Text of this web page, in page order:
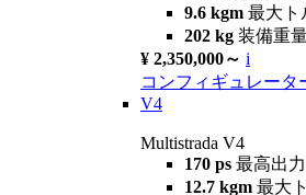
9.6 kgm 最大ト
202 kg 装備重
¥ 2,350,000～ i
コンフィギュレータ
V4
Multistrada V4
170 ps 最高出力
12.7 kgm 最大